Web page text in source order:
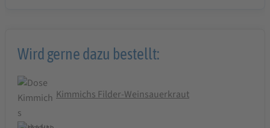
Wird gerne dazu bestellt:
Kimmichs Filder-Weinsauerkraut